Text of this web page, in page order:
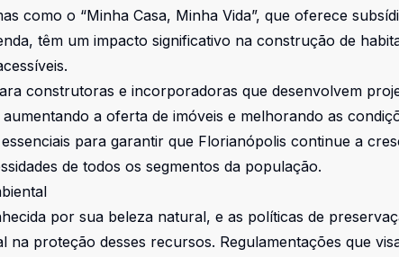
como o “Minha Casa, Minha Vida”, que oferece
têm um impacto significativo na construção de
construtoras e incorporadoras que desenvolvem
a oferta de imóveis e melhorando as
para garantir que Florianópolis continue a
de todos os segmentos da população.
por sua beleza natural, e as políticas de
na proteção desses recursos. Regulamentações que